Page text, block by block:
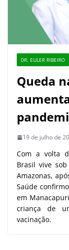
DR. EULER RIBEIRO
Queda
19 de julho de
Com a volta
Brasil vive
Amazonas,
Saúde
em
criança de
vacinação.